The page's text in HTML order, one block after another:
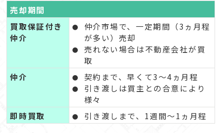
売却期間
買取保証付き
仲介
仲介市場で、一定期間（3ヵ月程
が多い）売却
売れない場合は不動産会社が買
取
仲介
契約まで、早くて3～4ヵ月程
引き渡しは買主との合意により
様々
即時買取
引き渡しまで、1週間～1ヵ月程